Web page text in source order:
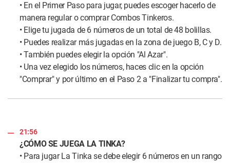
• En el Primer Paso para jugar, puedes escoger hacerlo de
manera regular o comprar Combos Tinkeros.
• Elige tu jugada de 6 números de un total de 48 bolillas.
• Puedes realizar más jugadas en la zona de juego B, C y D.
• También puedes elegir la opción "Al Azar".
• Una vez elegido los números, haces clic en la opción
"Comprar" y por último en el Paso 2 a "Finalizar tu compra".
21:56
¿CÓMO SE JUEGA LA TINKA?
• Para jugar La Tinka se debe elegir 6 números en un rango